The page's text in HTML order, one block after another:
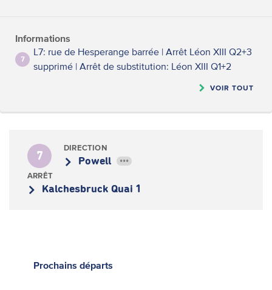
Informations
7
L7: rue de Hesperange barrée | Arrêt Léon XIII Q2+3
supprimé | Arrêt de substitution: Léon XIII Q1+2
VOIR TOUT
7
DIRECTION
Powell •••
ARRÊT
Kalchesbruck Quai 1
Prochains départs